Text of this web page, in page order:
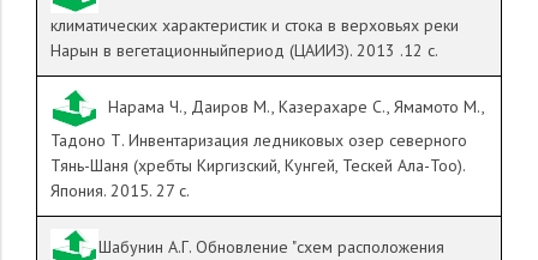
климатических характеристик и стока в верховьях реки
Нарын в вегетационныйпериод (ЦАИИЗ). 2013 .12 с.
Нарама Ч., Даиров М., Казерахаре С., Ямамото М.,
Тадоно Т. Инвентаризация ледниковых озер северного
Тянь-Шаня (хребты Киргизский, Кунгей, Тескей Ала-Тоо).
Япония. 2015. 27 с.
Шабунин А.Г. Обновление "схем расположения